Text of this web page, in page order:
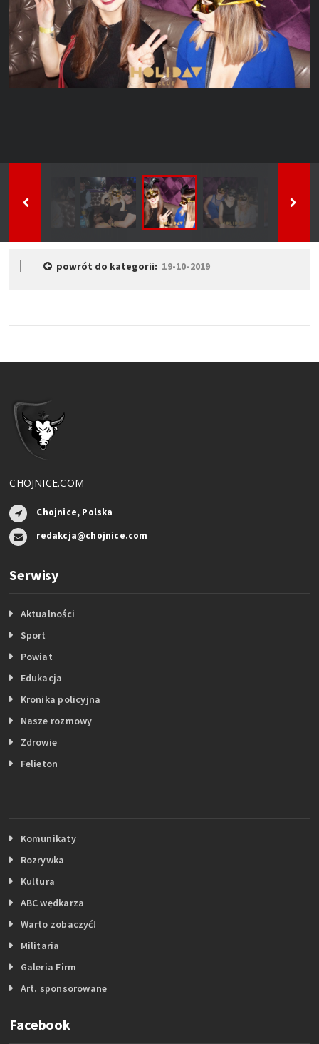
powrót do kategorii: 19-10-2019
CHOJNICE.COM
Chojnice, Polska
redakcja@chojnice.com
Serwisy
Aktualności
Sport
Powiat
Edukacja
Kronika policyjna
Nasze rozmowy
Zdrowie
Felieton
Komunikaty
Rozrywka
Kultura
ABC wędkarza
Warto zobaczyć!
Militaria
Galeria Firm
Art. sponsorowane
Facebook